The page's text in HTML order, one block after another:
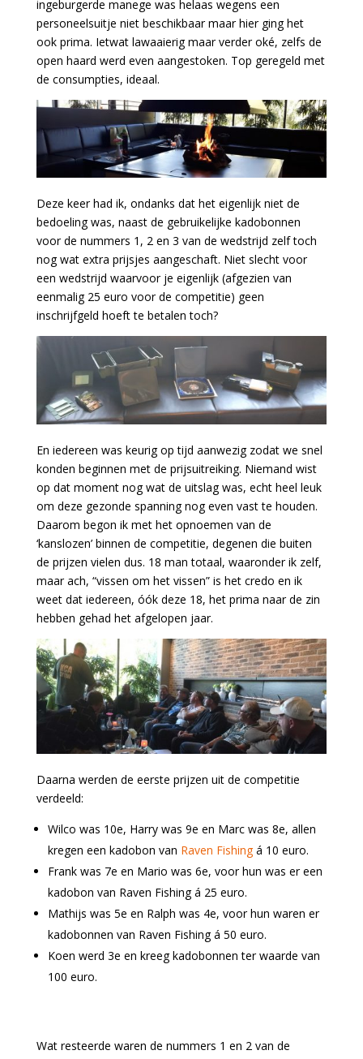
ingeburgerde manege was helaas wegens een
personeelsuitje niet beschikbaar maar hier ging het
ook prima. Ietwat lawaaierig maar verder oké, zelfs de
open haard werd even aangestoken. Top geregeld met
de consumpties, ideaal.
Deze keer had ik, ondanks dat het eigenlijk niet de
bedoeling was, naast de gebruikelijke kadobonnen
voor de nummers 1, 2 en 3 van de wedstrijd zelf toch
nog wat extra prijsjes aangeschaft. Niet slecht voor
een wedstrijd waarvoor je eigenlijk (afgezien van
eenmalig 25 euro voor de competitie) geen
inschrijfgeld hoeft te betalen toch?
En iedereen was keurig op tijd aanwezig zodat we snel
konden beginnen met de prijsuitreiking. Niemand wist
op dat moment nog wat de uitslag was, echt heel leuk
om deze gezonde spanning nog even vast te houden.
Daarom begon ik met het opnoemen van de
‘kanslozen’ binnen de competitie, degenen die buiten
de prijzen vielen dus. 18 man totaal, waaronder ik zelf,
maar ach, “vissen om het vissen” is het credo en ik
weet dat iedereen, óók deze 18, het prima naar de zin
hebben gehad het afgelopen jaar.
Daarna werden de eerste prijzen uit de competitie
verdeeld:
Wilco was 10e, Harry was 9e en Marc was 8e, allen
kregen een kadobon van Raven Fishingá 10 euro.
Frank was 7e en Mario was 6e, voor hun was er een
kadobon van Raven Fishing á 25 euro.
Mathijs was 5e en Ralph was 4e, voor hun waren er
kadobonnen van Raven Fishing á 50 euro.
Koen werd 3e en kreeg kadobonnen ter waarde van
100 euro.
Wat resteerde waren de nummers 1 en 2 van de